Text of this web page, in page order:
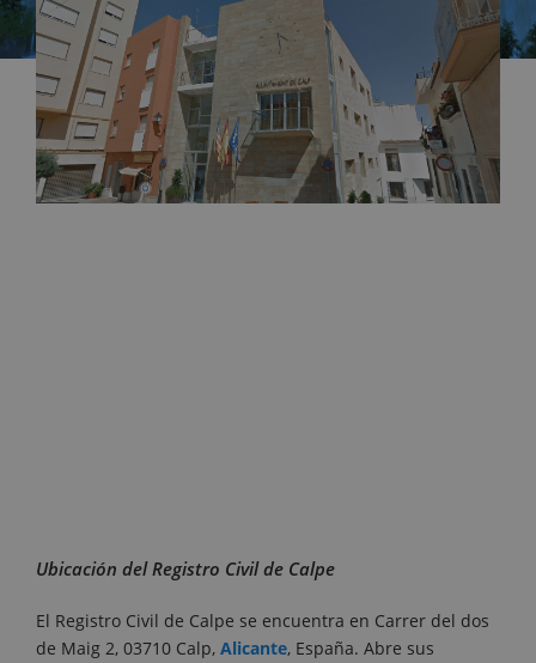
Ubicación del Registro Civil de Calpe
El Registro Civil de Calpe se encuentra en Carrer del dos
de Maig 2, 03710 Calp, Alicante, España. Abre sus